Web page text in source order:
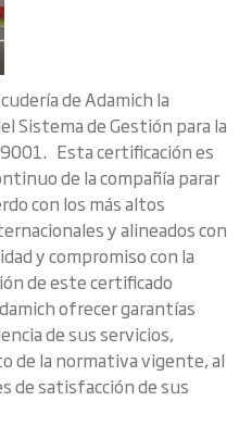
de Adamich la
Sistema de Gestión para la
9001. Esta certificación es
de la compañía parar
con los más altos
y alineados con
y compromiso con la
de este certificado
ofrecer garantías
de sus servicios,
de la normativa vigente, al
de satisfacción de sus